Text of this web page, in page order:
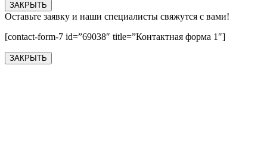
ЗАКРЫТЬ
Оставьте заявку и наши специалисты свяжутся с вами!
[contact-form-7 id=”69038″ title=”Контактная форма 1″]
ЗАКРЫТЬ